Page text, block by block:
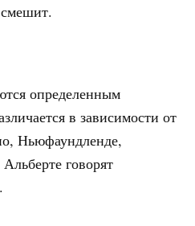
определенным
в зависимости от
Ньюфаундленде,
говорят